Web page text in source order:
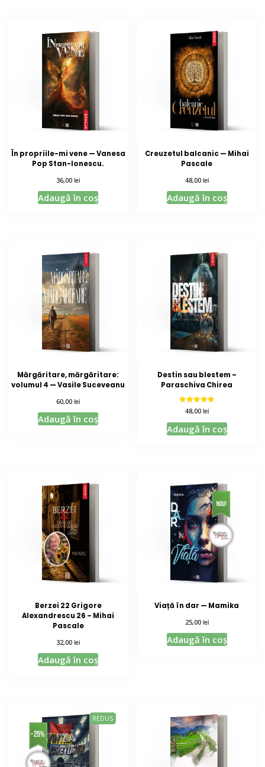
În propriile-mi vene — Vanesa
Pop Stan-Ionescu.
36,00lei
Adaugă în coș
Creuzetul balcanic — Mihai
Pascale
48,00 lei
Adaugă în coș
Mărgăritare, mărgăritare:
volumul 4 — Vasile Suceveanu
60,00lei
Adaugă în coș
Destin sau blestem –
Paraschiva Chirea
Evaluat la
5.00
48,00 lei
Adaugă în coș
Berzei 22 Grigore
Alexandrescu 26 – Mihai
Pascale
32,00lei
Adaugă în coș
Viață în dar — Mamika
25,00 lei
Adaugă în coș
REDUS